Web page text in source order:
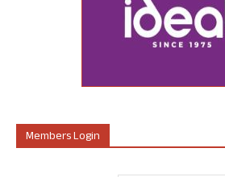
Members Login